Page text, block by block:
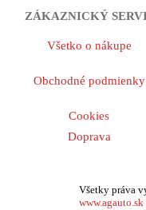
ZÁKAZNICKÝ
Všetko o nákupe
Obchodné podmienky
Cookies
Doprava
Všetky práva
www.agauto.sk